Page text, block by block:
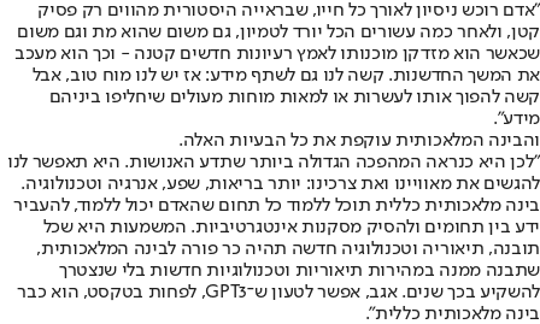
"אדם רוכש ניסיון לאורך כל חייו, שבראייה היסטורית מהווים רק פסיק
קטן, ולאחר כמה עשורים הכל יורד לטמיון, גם משום שהוא מת וגם משום
שכאשר הוא מזדקן מוכנותו לאמץ רעיונות חדשים קטנה - וכך הוא מעכב
את המשך החדשנות. קשה לנו גם לשתף מידע: אז יש לנו מוח טוב, אבל
קשה להפוך אותו לעשרות או למאות מוחות מעולים שיחליפו ביניהם
מידע".
והבינה המלאכותית עוקפת את כל הבעיות האלה.
"לכן היא כנראה המהפכה הגדולה ביותר שתדע האנושות. היא תאפשר לנו
להגשים את מאוויינו ואת צרכינו: יותר בריאות, שפע, אנרגיה וטכנולוגיה.
בינה מלאכותית כללית תוכל ללמוד כל תחום שהאדם יכול ללמוד, להעביר
ידע בין תחומים ולהסיק מסקנות אינטגרטיביות. המשמעות היא שכל
תובנה, תיאוריה וטכנולוגיה חדשה תהיה כר פורה לבינה המלאכותית,
שתבנה ממנה במהירות תיאוריות וטכנולוגיות חדשות בלי שנצטרך
להשקיע בכך שנים. אגב, אפשר לטעון ש־GPT3, לפחות בטקסט, הוא כבר
בינה מלאכותית כללית".